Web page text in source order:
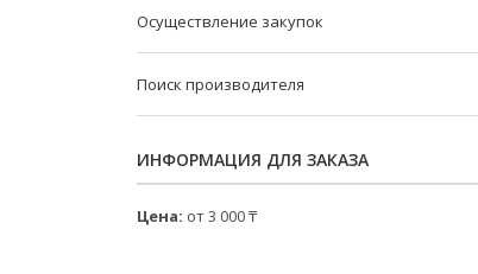
Осуществление закупок
Поиск производителя
ИНФОРМАЦИЯ ДЛЯ ЗАКАЗА
Цена: от 3 000 ₸